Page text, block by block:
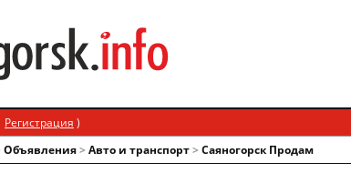
Регистрация )
Объявления> Авто и транспорт> Саяногорск Продам